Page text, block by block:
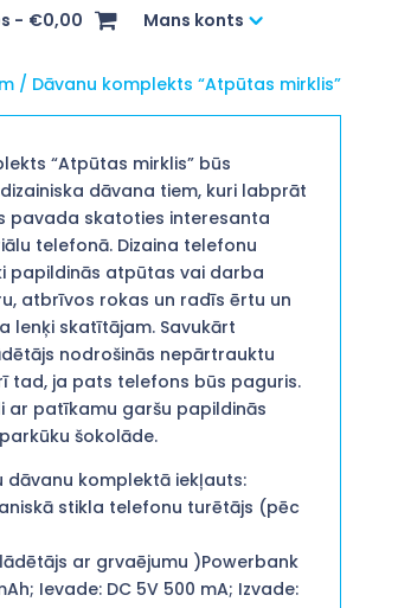
Mans konts
€0,00
/ Dāvanu komplekts “Atpūtas mirklis”
“Atpūtas mirklis” būs
dāvana tiem, kuri labprāt
pavada skatoties interesanta
telefonā. Dizaina telefonu
papildinās atpūtas vai darba
atbrīvos rokas un radīs ērtu un
lenķi skatītājam. Savukārt
nodrošinās nepārtrauktu
tad, ja pats telefons būs paguris.
ar patīkamu garšu papildinās
šokolāde.
dāvanu komplektā iekļauts:
stikla telefonu turētājs (pēc
ar grvaējumu )Powerbank
Ievade: DC 5V 500 mA; Izvade: